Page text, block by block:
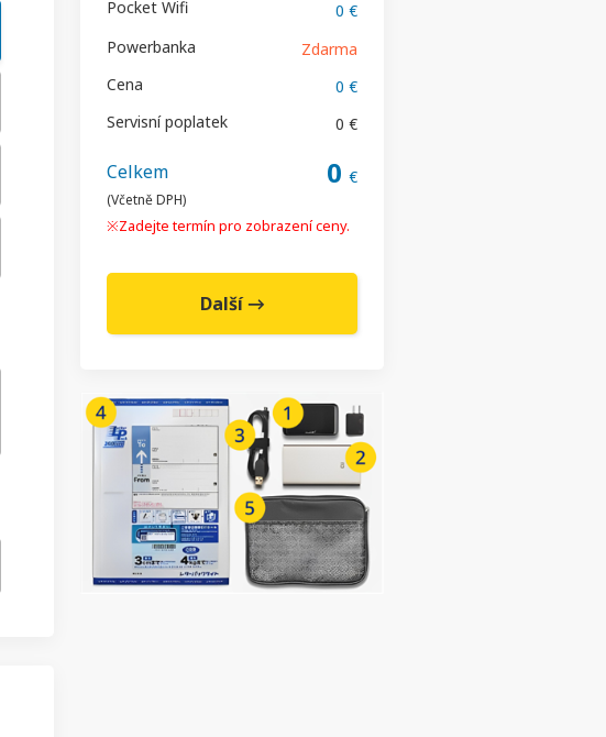
Pocket Wifi
0 €
Powerbanka
Zdarma
Cena
0 €
Servisní poplatek
0 €
Celkem
(Včetně DPH)
0€
※Zadejte termín pro zobrazení ceny.
Další →